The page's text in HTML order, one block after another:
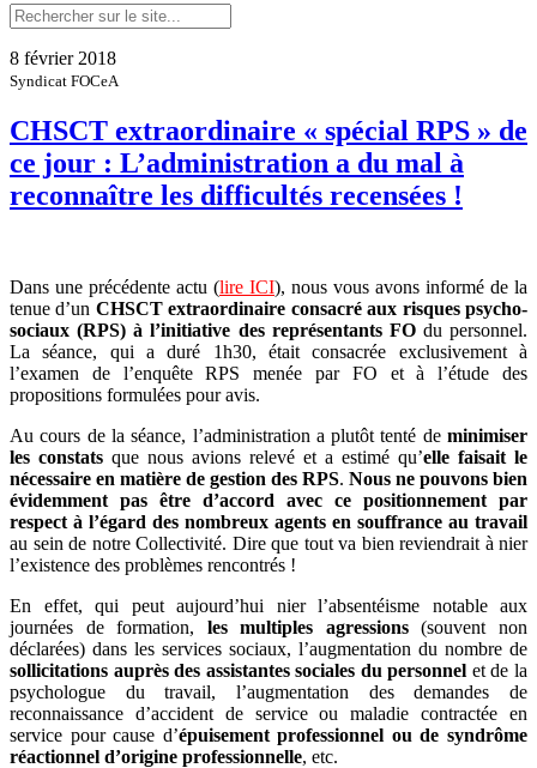
8 février 2018
Syndicat FOCeA
CHSCT extraordinaire « spécial RPS » de
ce jour : L’administration a du mal à
reconnaître les difficultés recensées !
Dans une précédente actu (lire ICI), nous vous avons informé de la
tenue d’un CHSCT extraordinaire consacré aux risques psycho-
sociaux (RPS) à l’initiative des représentants FOdu personnel.
La séance, qui a duré 1h30, était consacrée exclusivement à
l’examen de l’enquête RPS menée par FO et à l’étude des
propositions formulées pour avis.
Au cours de la séance, l’administration a plutôt tenté de minimiser
les constats que nous avions relevé et a estimé qu’elle faisait le
nécessaire en matière de gestion des RPS. Nous ne pouvons bien
évidemment pas être d’accord avec ce positionnement par
respect à l’égard des nombreux agents en souffrance au travail
au sein de notre Collectivité. Dire que tout va bien reviendrait à nier
l’existence des problèmes rencontrés !
En effet, qui peut aujourd’hui nier l’absentéisme notable aux
journées de formation, les multiples agressions(souvent non
déclarées) dans les services sociaux, l’augmentation du nombre de
sollicitations auprès des assistantes sociales du personnel et de la
psychologue du travail, l’augmentation des demandes de
reconnaissance d’accident de service ou maladie contractée en
service pour cause d’épuisement professionnel ou de syndrôme
réactionnel d’origine professionnelle, etc.